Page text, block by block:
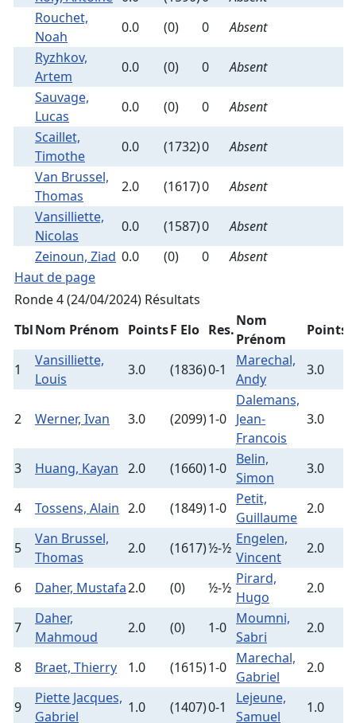
Rouchet,
Noah
0.0 (0) 0
Absent
Ryzhkov,
Artem
0.0 (0) 0
Absent
Sauvage,
Lucas
0.0 (0) 0
Absent
Scaillet,
Timothe
0.0 (1732)0
Absent
Van Brussel,
Thomas
2.0 (1617)0
Absent
Vansilliette,
Nicolas
0.0 (1587)0
Absent
Zeinoun, Ziad 0.0 (0) 0
Absent
Haut de page
Ronde 4 (24/04/2024) Résultats
TblNom Prénom PointsF Elo Res.
Nom
Prénom
Points
1
Vansilliette,
Louis
3.0 (1836)0-1
Marechal,
Andy
3.0
2 Werner, Ivan 3.0 (2099)1-0
Dalemans,
Jean-
Francois
3.0
3 Huang, Kayan 2.0 (1660)1-0
Belin,
Simon
3.0
4 Tossens, Alain 2.0 (1849)1-0
Petit,
Guillaume
2.0
5
Van Brussel,
Thomas
2.0 (1617)½-½
Engelen,
Vincent
2.0
6 Daher, Mustafa2.0 (0) ½-½
Pirard,
Hugo
2.0
7
Daher,
Mahmoud
2.0 (0) 1-0
Moumni,
Sabri
2.0
8 Braet, Thierry 1.0 (1615)1-0
Marechal,
Gabriel
2.0
9
Piette Jacques,
Gabriel
1.0 (1407)0-1
Lejeune,
Samuel
1.0